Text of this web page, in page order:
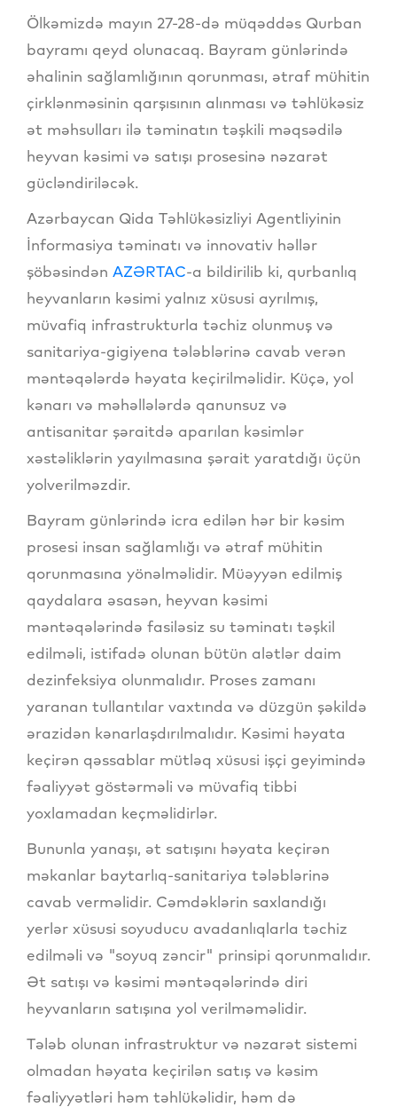
Ölkəmizdə mayın 27-28-də müqəddəs Qurban
bayramı qeyd olunacaq. Bayram günlərində
əhalinin sağlamlığının qorunması, ətraf mühitin
çirklənməsinin qarşısının alınması və təhlükəsiz
ət məhsulları ilə təminatın təşkili məqsədilə
heyvan kəsimi və satışı prosesinə nəzarət
gücləndiriləcək.
Azərbaycan Qida Təhlükəsizliyi Agentliyinin
İnformasiya təminatı və innovativ həllər
şöbəsindən AZƏRTAC-a bildirilib ki, qurbanlıq
heyvanların kəsimi yalnız xüsusi ayrılmış,
müvafiq infrastrukturla təchiz olunmuş və
sanitariya-gigiyena tələblərinə cavab verən
məntəqələrdə həyata keçirilməlidir. Küçə, yol
kənarı və məhəllələrdə qanunsuz və
antisanitar şəraitdə aparılan kəsimlər
xəstəliklərin yayılmasına şərait yaratdığı üçün
yolverilməzdir.
Bayram günlərində icra edilən hər bir kəsim
prosesi insan sağlamlığı və ətraf mühitin
qorunmasına yönəlməlidir. Müəyyən edilmiş
qaydalara əsasən, heyvan kəsimi
məntəqələrində fasiləsiz su təminatı təşkil
edilməli, istifadə olunan bütün alətlər daim
dezinfeksiya olunmalıdır. Proses zamanı
yaranan tullantılar vaxtında və düzgün şəkildə
ərazidən kənarlaşdırılmalıdır. Kəsimi həyata
keçirən qəssablar mütləq xüsusi işçi geyimində
fəaliyyət göstərməli və müvafiq tibbi
yoxlamadan keçməlidirlər.
Bununla yanaşı, ət satışını həyata keçirən
məkanlar baytarlıq-sanitariya tələblərinə
cavab verməlidir. Cəmdəklərin saxlandığı
yerlər xüsusi soyuducu avadanlıqlarla təchiz
edilməli və "soyuq zəncir" prinsipi qorunmalıdır.
Ət satışı və kəsimi məntəqələrində diri
heyvanların satışına yol verilməməlidir.
Tələb olunan infrastruktur və nəzarət sistemi
olmadan həyata keçirilən satış və kəsim
fəaliyyətləri həm təhlükəlidir, həm də